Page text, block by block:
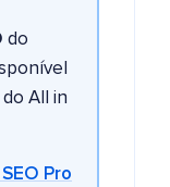
do
do All in
Pro